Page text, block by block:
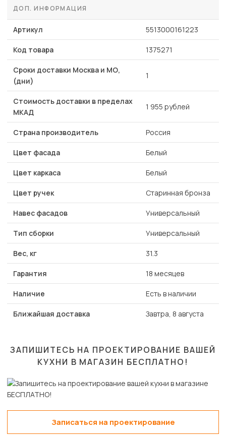
ДОП. ИНФОРМАЦИЯ
Артикул 5513000161223
Код товара 1375271
Сроки доставки Москва и МО,
(дни)
1
Стоимость доставки в пределах
МКАД
1 955 рублей
Страна производитель Россия
Цвет фасада Белый
Цвет каркаса Белый
Цвет ручек Старинная бронза
Навес фасадов Универсальный
Тип сборки Универсальный
Вес, кг 31.3
Гарантия 18 месяцев
Наличие Есть в наличии
Ближайшая доставка Завтра, 8 августа
ЗАПИШИТЕСЬ НА ПРОЕКТИРОВАНИЕ ВАШЕЙ
КУХНИ В МАГАЗИН БЕСПЛАТНО!
Записаться на проектирование